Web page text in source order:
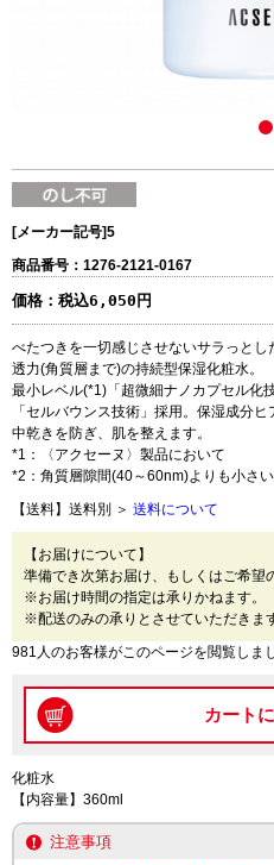
[メーカー記号]5
商品番号：1276-2121-0167
価格： 税込6,050円
べたつきを一切感じさせないサラっと
透力(角質層まで)の持続型保湿化粧水。
最小レベル(*1)「超微細ナノカプセル化
「セルバウンス技術」採用。保湿成分
中乾きを防ぎ、肌を整えます。
*1：〈アクセーヌ〉製品において
*2：角質層隙間(40～60nm)よりも小さ
【送料】送料別 ＞ 送料について
【お届けについて】
準備でき次第お届け、もしくはご希望
※お届け時間の指定は承りかねます。
※配送のみの承りとさせていただきま
981人のお客様がこのページを閲覧しまし
化粧水
【内容量】360ml
注意事項